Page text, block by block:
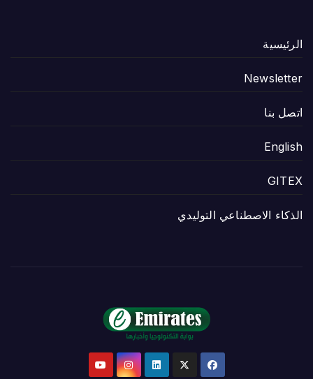
الرئيسية
Newsletter
اتصل بنا
English
GITEX
الذكاء الاصطناعي التوليدي